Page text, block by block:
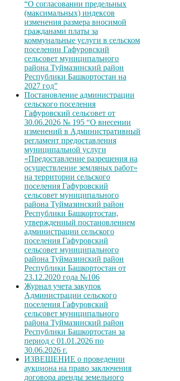
“О согласовании предельных
(максимальных) индексов
изменения размера вносимой
гражданами платы за
коммунальные услуги в сельском
поселении Гафуровский
сельсовет муниципального
района Туймазинский район
Республики Башкортостан на
2027 год”
Постановление администрации
сельского поселения
Гафуровский сельсовет от
30.06.2026 № 195 “О внесении
изменений в Административный
регламент предоставления
муниципальной услуги
«Предоставление разрешения на
осуществление земляных работ»
на территории сельского
поселения Гафуровский
сельсовет муниципального
района Туймазинский район
Республики Башкортостан,
утвержденный постановлением
администрации сельского
поселения Гафуровский
сельсовет муниципального
района Туймазинский район
Республики Башкортостан от
23.12.2020 года №106
Журнал учета закупок
Администрации сельского
поселения Гафуровский
сельсовет муниципального
района Туймазинский район
Республики Башкортостан за
период с 01.01.2026 по
30.06.2026 г.
ИЗВЕЩЕНИЕ о проведении
аукциона на право заключения
договора аренды земельного